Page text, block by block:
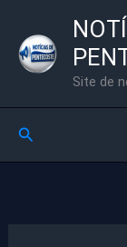
para
Site de
Pesquisar